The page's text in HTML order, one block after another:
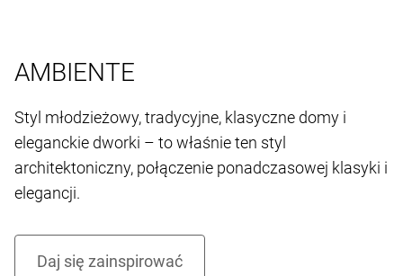
AMBIENTE
Styl młodzieżowy, tradycyjne, klasyczne domy i
eleganckie dworki – to właśnie ten styl
architektoniczny, połączenie ponadczasowej klasyki i
elegancji.